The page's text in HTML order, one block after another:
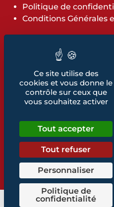
Politique de
Conditions Générales
Notre offre de
Notre offre de services
Notre offre de
Notre dépliant
Les indicateurs
Retrouvez
Notre glossaire
Ce site utilise des
cookies et vous donne le
contrôle sur ceux que
vous souhaitez activer
Tout accepter
Tout refuser
Personnaliser
Politique de
confidentialité